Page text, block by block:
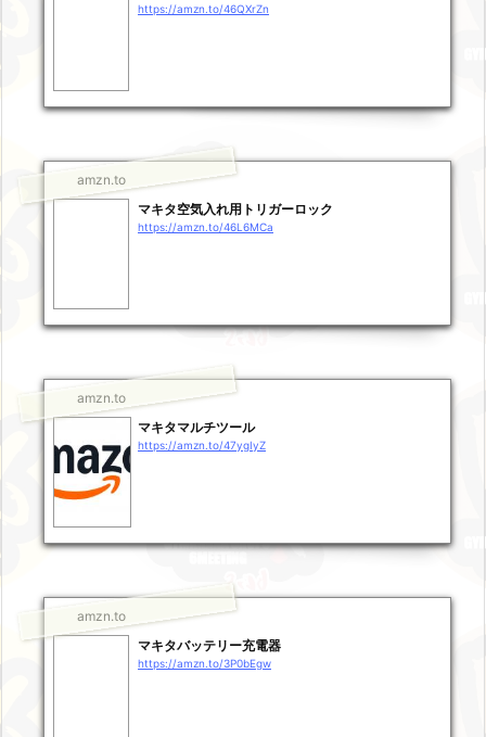
https://amzn.to/46QXrZn
amzn.to
マキタ空気入れ用トリガーロック
https://amzn.to/46L6MCa
amzn.to
マキタマルチツール
https://amzn.to/47ygIyZ
amzn.to
マキタバッテリー充電器
https://amzn.to/3P0bEgw